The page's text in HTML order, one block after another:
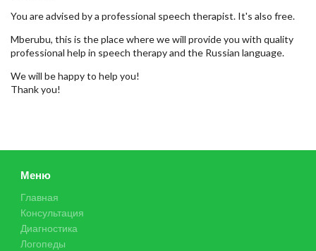
You are advised by a professional speech therapist. It's also free.
Mberubu, this is the place where we will provide you with quality
professional help in speech therapy and the Russian language.
We will be happy to help you!
Thank you!
Меню
Главная
Консультация
Диагностика
Логопеды